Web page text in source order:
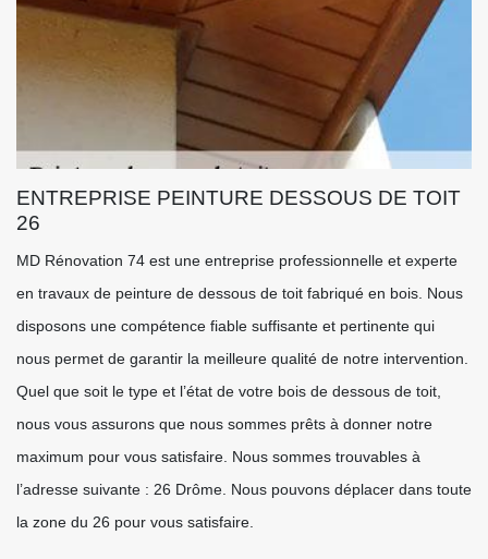
ENTREPRISE PEINTURE DESSOUS DE TOIT
26
MD Rénovation 74 est une entreprise professionnelle et experte
en travaux de peinture de dessous de toit fabriqué en bois. Nous
disposons une compétence fiable suffisante et pertinente qui
nous permet de garantir la meilleure qualité de notre intervention.
Quel que soit le type et l’état de votre bois de dessous de toit,
nous vous assurons que nous sommes prêts à donner notre
maximum pour vous satisfaire. Nous sommes trouvables à
l’adresse suivante : 26 Drôme. Nous pouvons déplacer dans toute
la zone du 26 pour vous satisfaire.